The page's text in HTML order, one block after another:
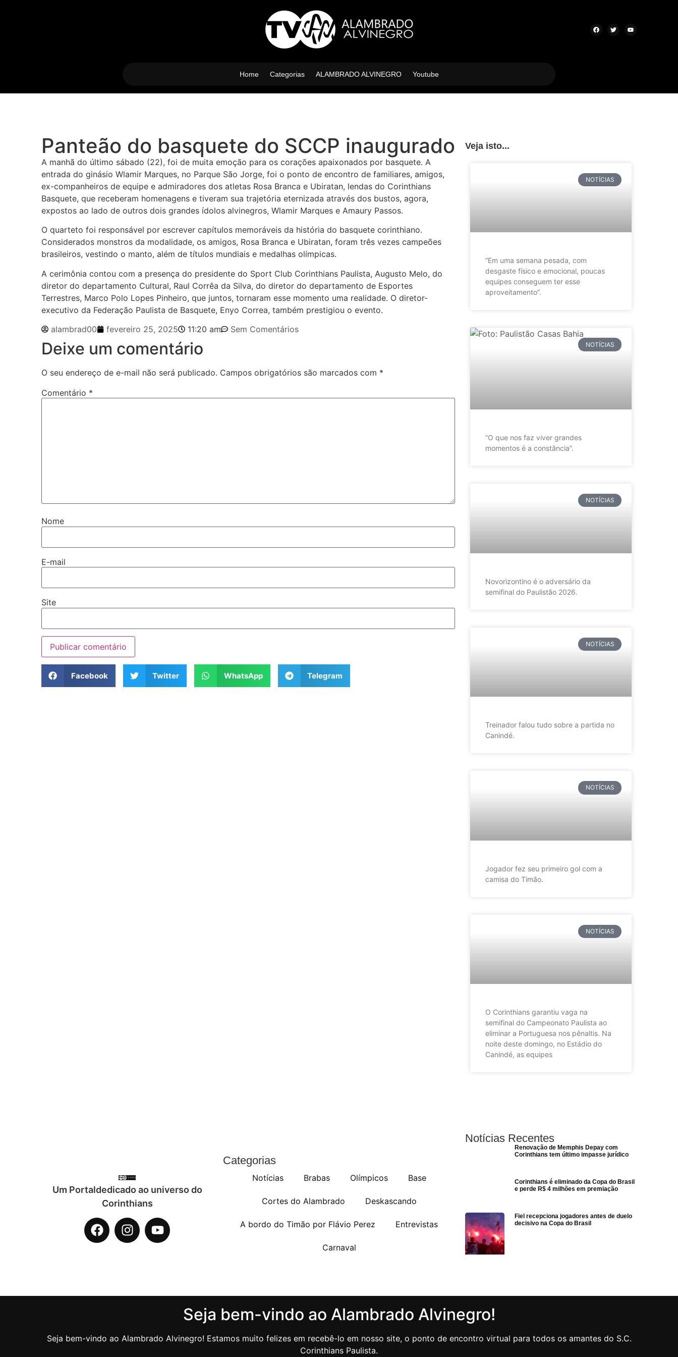
Home Categorias ALAMBRADO ALVINEGRO Youtube
Panteão do basquete do SCCP inaugurado
A manhã do último sábado (22), foi de muita emoção para os corações apaixonados por basquete. A
entrada do ginásio Wlamir Marques, no Parque São Jorge, foi o ponto de encontro de familiares, amigos,
ex-companheiros de equipe e admiradores dos atletas Rosa Branca e Ubiratan, lendas do Corinthians
Basquete, que receberam homenagens e tiveram sua trajetória eternizada através dos bustos, agora,
expostos ao lado de outros dois grandes ídolos alvinegros, Wlamir Marques e Amaury Passos.
O quarteto foi responsável por escrever capítulos memoráveis da história do basquete corinthiano.
Considerados monstros da modalidade, os amigos, Rosa Branca e Ubiratan, foram três vezes campeões
brasileiros, vestindo o manto, além de títulos mundiais e medalhas olímpicas.
A cerimônia contou com a presença do presidente do Sport Club Corinthians Paulista, Augusto Melo, do
diretor do departamento Cultural, Raul Corrêa da Silva, do diretor do departamento de Esportes
Terrestres, Marco Polo Lopes Pinheiro, que juntos, tornaram esse momento uma realidade. O diretor-
executivo da Federação Paulista de Basquete, Enyo Correa, também prestigiou o evento.
alambrad00
fevereiro 25, 2025 11:20 am Sem Comentários
Deixe um comentário
O seu endereço de e-mail não será publicado. Campos obrigatórios são marcados com *
Comentário *
Nome
E-mail
Site
Facebook Twitter WhatsApp Telegram
Veja isto...
NOTÍCIAS
”Em uma semana pesada, com
desgaste físico e emocional, poucas
equipes conseguem ter esse
aproveitamento”.
NOTÍCIAS
”O que nos faz viver grandes
momentos é a constância”.
NOTÍCIAS
Novorizontino é o adversário da
semifinal do Paulistão 2026.
NOTÍCIAS
Treinador falou tudo sobre a partida no
Canindé.
NOTÍCIAS
Jogador fez seu primeiro gol com a
camisa do Timão.
NOTÍCIAS
O Corinthians garantiu vaga na
semifinal do Campeonato Paulista ao
eliminar a Portuguesa nos pênaltis. Na
noite deste domingo, no Estádio do
Canindé, as equipes
Um Portaldedicado ao universo do
Corinthians
Categorias
Notícias Brabas Olímpicos Base
Cortes do Alambrado Deskascando
A bordo do Timão por Flávio Perez Entrevistas
Carnaval
Notícias Recentes
Renovação de Memphis Depay com
Corinthians tem último impasse jurídico
Corinthians é eliminado da Copa do Brasil
e perde R$ 4 milhões em premiação
Fiel recepciona jogadores antes de duelo
decisivo na Copa do Brasil
Seja bem-vindo ao Alambrado Alvinegro!
Seja bem-vindo ao Alambrado Alvinegro! Estamos muito felizes em recebê-lo em nosso site, o ponto de encontro virtual para todos os amantes do S.C.
Corinthians Paulista.